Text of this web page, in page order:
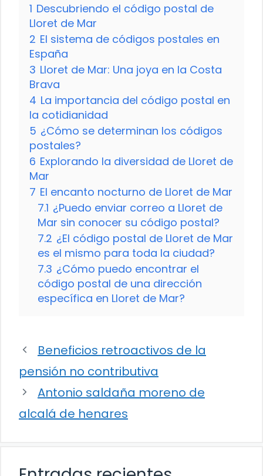
1 Descubriendo el código postal de
Lloret de Mar
2 El sistema de códigos postales en
España
3 Lloret de Mar: Una joya en la Costa
Brava
4 La importancia del código postal en
la cotidianidad
5 ¿Cómo se determinan los códigos
postales?
6 Explorando la diversidad de Lloret de
Mar
7 El encanto nocturno de Lloret de Mar
7.1 ¿Puedo enviar correo a Lloret de
Mar sin conocer su código postal?
7.2 ¿El código postal de Lloret de Mar
es el mismo para toda la ciudad?
7.3 ¿Cómo puedo encontrar el
código postal de una dirección
específica en Lloret de Mar?
Beneficios retroactivos de la
pensión no contributiva
Antonio saldaña moreno de
alcalá de henares